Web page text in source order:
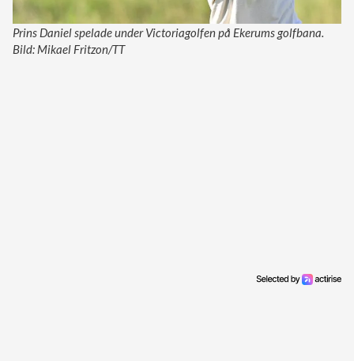
Prins Daniel spelade under Victoriagolfen på Ekerums golfbana.
Bild: Mikael Fritzon/TT